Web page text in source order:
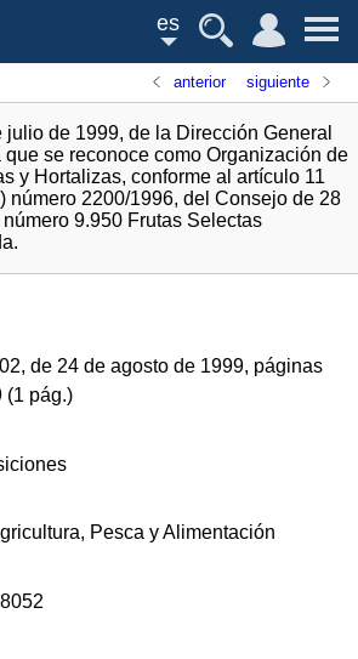
es
anterior siguiente
de 1999, de la Dirección General
se reconoce como Organización de
y Hortalizas, conforme al artículo 11
número 2200/1996, del Consejo de 28
9.950 Frutas Selectas
de 24 de agosto de 1999, páginas
(1 pág.)
Pesca y Alimentación